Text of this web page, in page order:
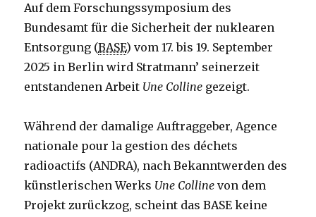
Auf dem Forschungssymposium des
Bundesamt für die Sicherheit der nuklearen
Entsorgung (BASE) vom 17. bis 19. September
2025 in Berlin wird Stratmann’ seinerzeit
entstandenen Arbeit Une Colline gezeigt.
Während der damalige Auftraggeber, Agence
nationale pour la gestion des déchets
radioactifs (ANDRA), nach Bekanntwerden des
künstlerischen Werks Une Colline von dem
Projekt zurückzog, scheint das BASE keine